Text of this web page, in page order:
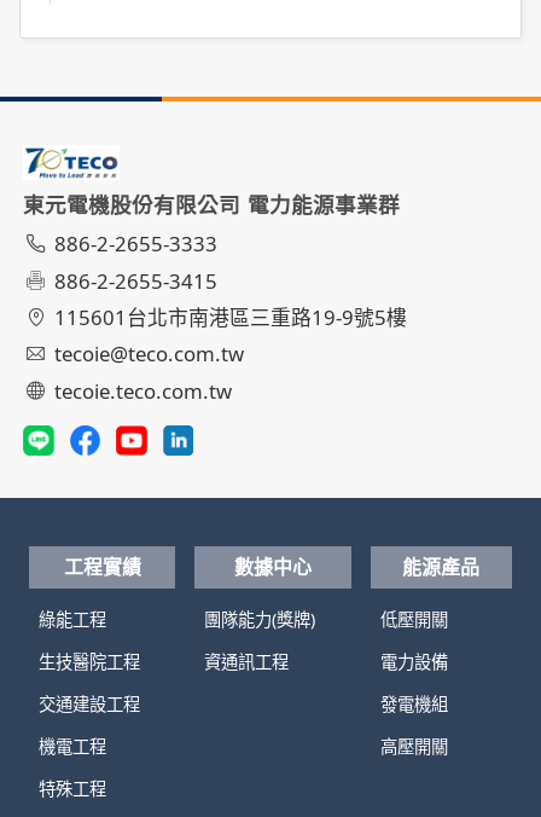
東元電機股份有限公司 電力能源事業群
886-2-2655-3333
886-2-2655-3415
115601台北市南港區三重路19-9號5樓
tecoie@teco.com.tw
tecoie.teco.com.tw
工程實績
綠能工程
生技醫院工程
交通建設工程
機電工程
特殊工程
數據中心
團隊能力(獎牌)
資通訊工程
能源產品
低壓開關
電力設備
發電機組
高壓開關